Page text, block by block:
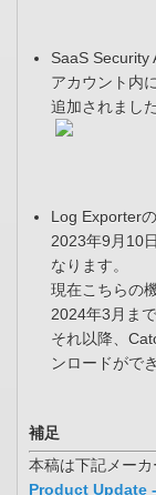
SaaS Security
アカウント内
追加されました
Log Exporter
2023年9月10
なります。
現在こちらの
2024年3月ま
それ以降、
ンロードがで
補足
本稿は下記メーカ
Product Update